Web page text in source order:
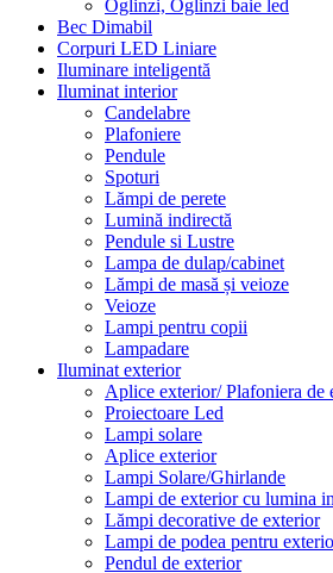
Oglinzi, Oglinzi baie led
Bec Dimabil
Corpuri LED Liniare
Iluminare inteligentă
Iluminat interior
Candelabre
Plafoniere
Pendule
Spoturi
Lămpi de perete
Lumină indirectă
Pendule si Lustre
Lampa de dulap/cabinet
Lămpi de masă și veioze
Veioze
Lampi pentru copii
Lampadare
Iluminat exterior
Aplice exterior/ Plafoniera de
Proiectoare Led
Lampi solare
Aplice exterior
Lampi Solare/Ghirlande
Lampi de exterior cu lumina
Lămpi decorative de exterior
Lampi de podea pentru
Pendul de exterior